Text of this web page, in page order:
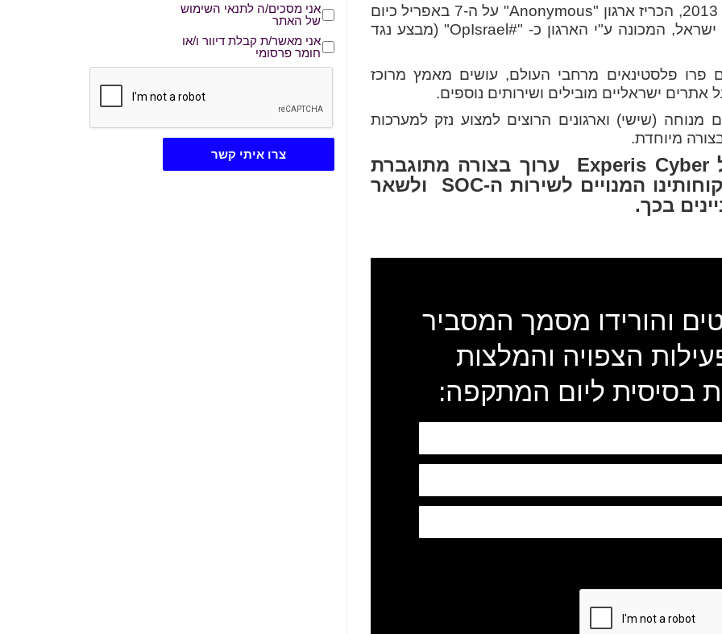
גם השנה כמו כל שנה מאז שנת 2013, הכריז ארגון "Anonymous" על ה-7 באפריל כיום
של מתקפת סייבר מאורגנת על ישראל, המכונה ע"י הארגון כ- "#OpIsrael" (מבצע נגד
פרו פלסטינאים מרחבי העולם, עושים מאמץ מרוכז
ישראליים מובילים ושירותים נוספים.
מנוחה (שישי) וארגונים הרוצים למצוע נזק למערכות
מיוחדת.
צוות מומחי ה-SOC של Experis Cyber ערוך בצורה מתוגברת
ביום האמור להגן על לקוחותינו המנויים לשירות ה-SOC ולשאר
בכך.
והורידו מסמך המסביר
הצפויה והמלצות
בסיסית ליום המתקפה:
השימוש של האתר
ו/או חומר פרסומי
אני מסכים/ה לתנאי השימוש של האתר
אני מסכים/ה לתנאי השימוש
של האתר
אני מאשר/ת קבלת דיוור ו/או חומר פרסומי
אני מאשר/ת קבלת דיוור ו/או
חומר פרסומי
צרו איתי קשר